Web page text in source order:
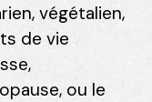
végétalien,
de vie
ou le